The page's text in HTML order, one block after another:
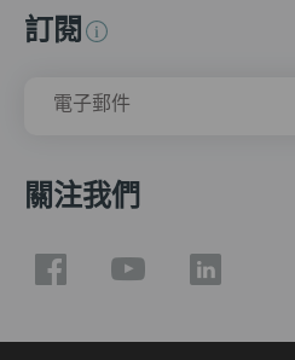
訂閱
電子郵件
關注我們